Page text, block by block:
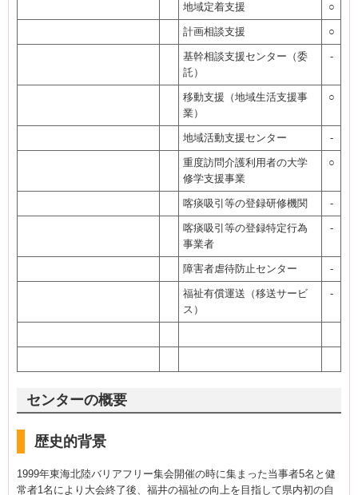
地域定着支援 ○
計画相談支援 ○
基幹相談支援センター（委
託）
-
移動支援（地域生活支援事
業）
○
地域活動支援センター -
重度訪問介護利用者の大学
修学支援事業
○
喀痰吸引等の登録研修機関 -
喀痰吸引等の登録特定行為
事業者
-
障害者虐待防止センター -
福祉有償運送（移送サービ
ス）
-
センターの概要
歴史的背景
1999年東海北陸バリアフリー集会開催の時に集まった当事者5名と健
常者1名により大会終了後、福井の福祉の向上を目指して県内初の自